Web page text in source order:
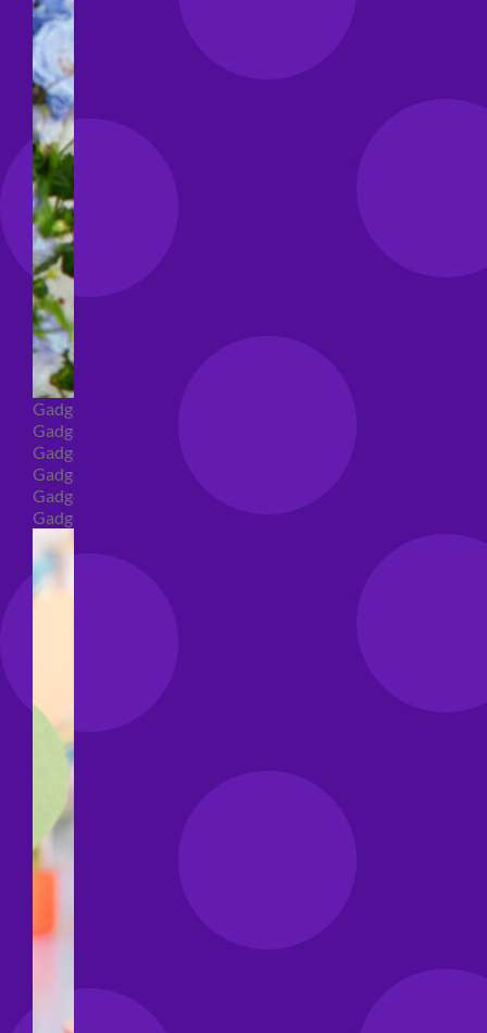
Gadget
Gadget addio al nubilato
Gadget Laurea
Gadget addio al celibato
Gadget per compleanno
Gadget generici